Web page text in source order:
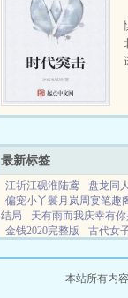
最新标签
江祈江砚淮陆鸢 盘龙同
偏宠小丫鬟月岚周宴笔趣
结局
天有雨而我庆幸有
金钱2020完整版
古代女
整合运动塔露拉好友
错
本站所有内